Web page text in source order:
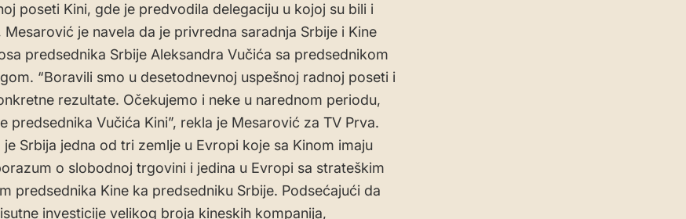
poseti Kini, gde je predvodila delegaciju u kojoj su bili i
Mesarović je navela da je privredna saradnja Srbije i Kine
predsednika Srbije Aleksandra Vučića sa predsednikom
“Boravili smo u desetodnevnoj uspešnoj radnoj poseti i
rezultate. Očekujemo i neke u narednom periodu,
predsednika Vučića Kini”, rekla je Mesarović za TV Prva.
je Srbija jedna od tri zemlje u Evropi koje sa Kinom imaju
o slobodnoj trgovini i jedina u Evropi sa strateškim
predsednika Kine ka predsedniku Srbije. Podsećajući da
investicije velikog broja kineskih kompanija,